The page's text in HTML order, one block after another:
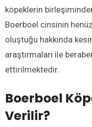
köpeklerin
Boerboel cinsinin
oluştuğu hakkında
araştırmaları ile
ettirilmektedir.
Boerboel
Verilir?